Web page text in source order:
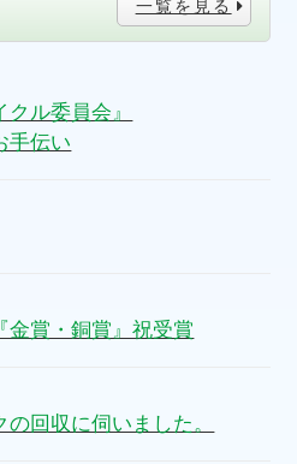
一覧を見る
ル委員会』
手伝い
金賞・銅賞』祝受賞
回収に伺いました。